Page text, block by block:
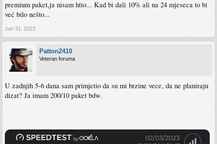
premium paket,ja nisam htio... Kad bi dali 10% ali na 24 mjeseca to bi
već bilo nešto...
Jan 31, 2023
Patton2410
Veteran foruma
U zadnjih 5-6 dana sam primjetio da su mi brzine vece, da ne planiraju
dizat? Ja imam 200/10 paket bdw.